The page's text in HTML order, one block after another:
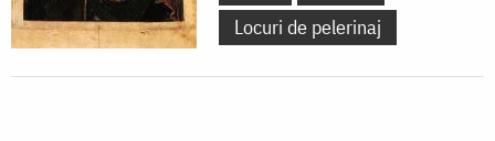
Locuri de pelerinaj